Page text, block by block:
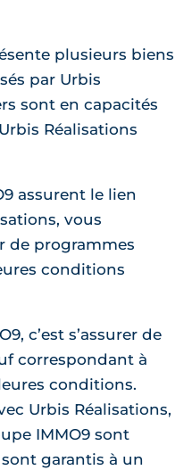
plusieurs biens
par Urbis
sont en capacités
Réalisations
assurent le lien
vous
de programmes
conditions
c’est s’assurer de
correspondant à
conditions.
Urbis Réalisations,
IMMO9 sont
garantis à un